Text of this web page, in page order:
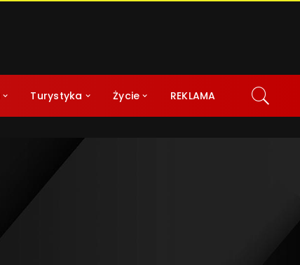
Turystyka Życie REKLAMA